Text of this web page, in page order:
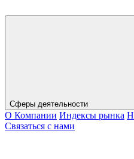
Сферы деятельности
О Компании Индексы рынка
Связаться с нами